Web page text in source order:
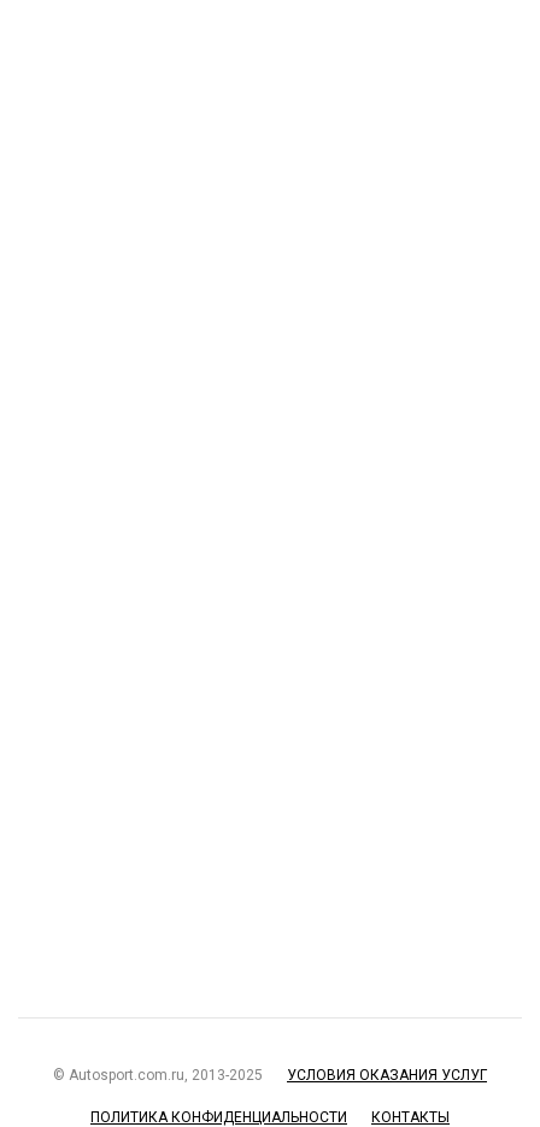
© Autosport.com.ru, 2013-2025 УСЛОВИЯ ОКАЗАНИЯ УСЛУГ
ПОЛИТИКА КОНФИДЕНЦИАЛЬНОСТИ КОНТАКТЫ